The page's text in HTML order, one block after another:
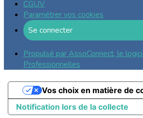
CGUV
Paramétrer vos cookies
Se connecter
Propulsé par AssoConnect, le
Professionnelles
Notification lors de la collecte
Vos choix en matière de